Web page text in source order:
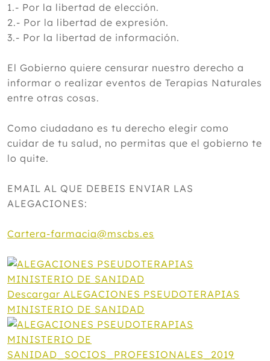
1.- Por la libertad de elección.
2.- Por la libertad de expresión.
3.- Por la libertad de información.
El Gobierno quiere censurar nuestro derecho a
informar o realizar eventos de Terapias Naturales
entre otras cosas.
Como ciudadano es tu derecho elegir como
cuidar de tu salud, no permitas que el gobierno te
lo quite.
EMAIL AL QUE DEBEIS ENVIAR LAS
ALEGACIONES:
Cartera-farmacia@mscbs.es
Descargar ALEGACIONES PSEUDOTERAPIAS
MINISTERIO DE SANIDAD